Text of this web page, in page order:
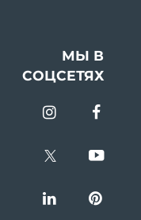
МЫ В
СОЦСЕТЯХ